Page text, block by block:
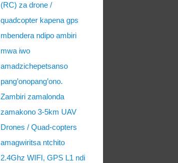
(RC) za drone /
quadcopter kapena gps
mbendera ndipo ambiri
mwa iwo
amadzichepetsanso
pang’onopang’ono.
Zambiri zamalonda
zamakono 3-5km UAV
Drones / Quad-copters
amagwiritsa ntchito
2.4Ghz WIFI, GPS L1 ndi